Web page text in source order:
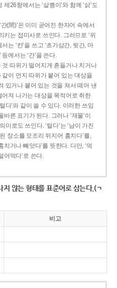
26항에서는 ‘살쾡이’와 함께 ‘삵’도
(間)’은 이미 굳어진 한자어 속에서
는 접미사로 쓰인다. 그러므로 ‘위
는 ‘칸’을 쓰고 ‘초가삼간, 뒷간, 마
에서는 ‘간’을 쓴다.
것 따위가 떨어지게 흔들거나 치거나
같이 먼지 따위가 붙어 있는 대상을
있거나 붙어 있는 것을 쳐서 떼어 낸
어져 나가는 대상을 목적어로 취한
다’와 같이 쓸 수 있다. 이러한 쓰임
른 표기가 된다. 그러나 ‘재물’이
로도 쓰인다. ‘털다’는 ‘남이 가진
장소를 모조리 뒤지어 훔치다’를,
치거나 빼앗다’를 뜻한다. 다만, ‘먹
어먹다’로 쓴다.
지 않는 형태를 표준어로 삼는다.(ㄱ
비고